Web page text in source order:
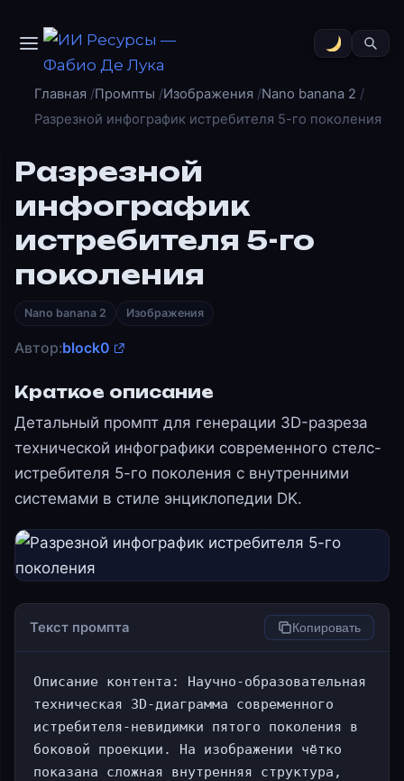
Главная Промпты Изображения
Nano banana 2
Разрезной инфографик истребителя 5-го поколения
Разрезной
инфографик
истребителя 5-го
поколения
Nano banana 2 Изображения
Автор:block0
Краткое описание
Детальный промпт для генерации 3D-разреза
технической инфографики современного стелс-
истребителя 5-го поколения с внутренними
системами в стиле энциклопедии DK.
Текст промпта Копировать
Описание контента: Научно-образовательная
техническая 3D-диаграмма современного
истребителя-невидимки пятого поколения в
боковой проекции. На изображении чётко
показана сложная внутренняя структура,